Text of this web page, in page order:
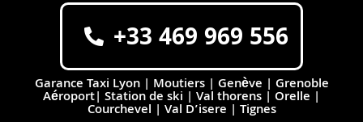
+33 469 969 556
Garance Taxi Lyon | Moutiers | Genève | Grenoble
Aéroport| Station de ski | Val thorens | Orelle |
Courchevel | Val D’isere | Tignes